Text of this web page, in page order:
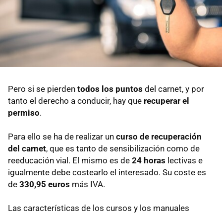
Pero si se pierden todos los puntos del carnet, y por
tanto el derecho a conducir, hay que recuperar el
permiso.
Para ello se ha de realizar un curso de recuperación
del carnet, que es tanto de sensibilización como de
reeducación vial. El mismo es de 24 horas lectivas e
igualmente debe costearlo el interesado. Su coste es
de 330,95 euros más IVA.
Las características de los cursos y los manuales